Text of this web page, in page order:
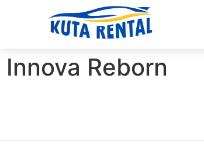
Innova Reborn
Book via WhatsApp